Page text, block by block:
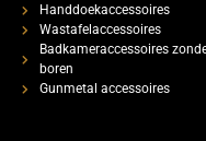
Handdoekaccessoires
Wastafelaccessoires
Badkameraccessoires
boren
Gunmetal accessoires